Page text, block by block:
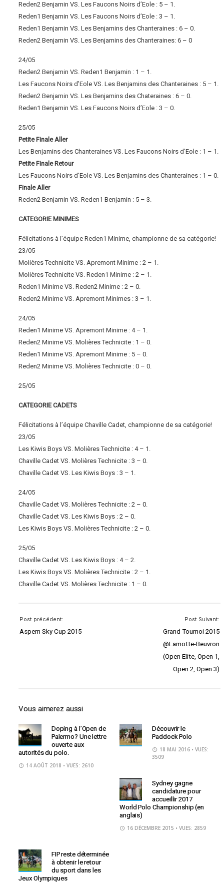
Reden2 Benjamin VS. Les Faucons Noirs d’Eole : 5 – 1.
Reden1 Benjamin VS. Les Faucons Noirs d’Eole : 3 – 1.
Reden1 Benjamin VS. Les Benjamins des Chanteraines : 6 – 0.
Reden2 Benjamin VS. Les Benjamins des Chanteraines: 6 – 0
24/05
Reden2 Benjamin VS. Reden1 Benjamin : 1 – 1.
Les Faucons Noirs d’Eole VS. Les Benjamins des Chanteraines : 5 – 1.
Reden2 Benjamin VS. Les Benjamins des Chateraines : 6 – 0.
Reden1 Benjamin VS. Les Faucons Noirs d’Eole : 3 – 0.
25/05
Petite Finale Aller
Les Benjamins des Chanteraines VS. Les Faucons Noirs d’Eole : 1 – 1.
Petite Finale Retour
Les Faucons Noirs d’Eole VS. Les Benjamins des Chanteraines : 1 – 0.
Finale Aller
Reden2 Benjamin VS. Reden1 Benjamin : 5 – 3.
CATEGORIE MINIMES
Félicitations à l’équipe Reden1 Minime, championne de sa catégorie!
23/05
Molières Technicite VS. Apremont Minime : 2 – 1.
Molières Technicite VS. Reden1 Minime : 2 – 1.
Reden1 Minime VS. Reden2 Minime : 2 – 0.
Reden2 Minime VS. Apremont Minimes : 3 – 1.
24/05
Reden1 Minime VS. Apremont Minime : 4 – 1.
Reden2 Minime VS. Molières Technicite : 1 – 0.
Reden1 Minime VS. Apremont Minime : 5 – 0.
Reden2 Minime VS. Molières Technicite : 0 – 0.
25/05
CATEGORIE CADETS
Félicitations à l’équipe Chaville Cadet, championne de sa catégorie!
23/05
Les Kiwis Boys VS. Molières Technicite : 4 – 1.
Chaville Cadet VS. Molières Technicite : 3 – 0.
Chaville Cadet VS. Les Kiwis Boys : 3 – 1.
24/05
Chaville Cadet VS. Molières Technicite : 2 – 0.
Chaville Cadet VS. Les Kiwis Boys : 2 – 0.
Les Kiwis Boys VS. Molières Technicite : 2 – 0.
25/05
Chaville Cadet VS. Les Kiwis Boys : 4 – 2.
Les Kiwis Boys VS. Molières Technicite : 2 – 1.
Chaville Cadet VS. Molières Technicite : 1 – 0.
Post précédent:
Aspern Sky Cup 2015
Post Suivant:
Grand Tournoi 2015
@Lamotte-Beuvron
(Open Elite, Open 1,
Open 2, Open 3)
Vous aimerez aussi
Doping à l’Open de
Palermo? Une lettre
ouverte aux
autorités du polo.
14 AOÛT 2018 • VUES: 2610
Découvrir le
Paddock Polo
18 MAI 2016 • VUES:
3509
Sydney gagne
candidature pour
accueillir 2017
World Polo Championship (en
anglais)
16 DÉCEMBRE 2015 • VUES: 2859
FIP reste déterminée
à obtenir le retour
du sport dans les
Jeux Olympiques